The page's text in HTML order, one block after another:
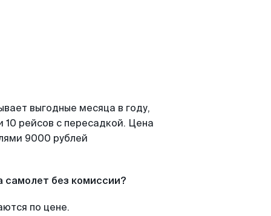
выгодные месяца в году,
рейсов с пересадкой. Цена
9000 рублей
самолет без комиссии?
по цене.